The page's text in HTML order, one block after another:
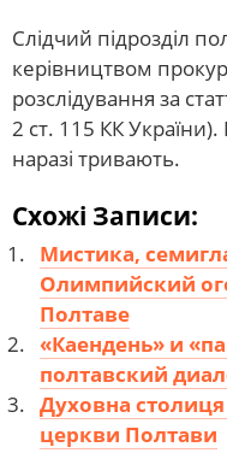
Слідчий підрозділ
керівництвом
розслідування за
2 ст. 115 КК
наразі тривають.
Схожі Записи:
Мистика,
Олимпийский
Полтаве
«Каендень» и
полтавский
Духовна
церкви Полтави